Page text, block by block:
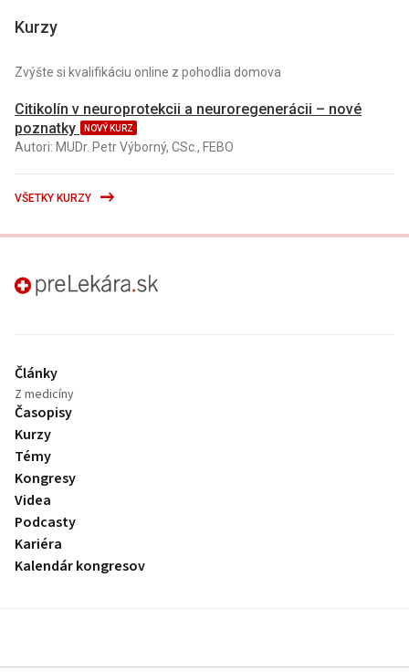
Kurzy
Zvýšte si kvalifikáciu online z pohodlia domova
Citikolín v neuroprotekcii a neuroregenerácii – nové
poznatky
NOVÝ KURZ
Autori: MUDr. Petr Výborný, CSc., FEBO
VŠETKY KURZY
preLekára.sk
Články
Z medicíny
Časopisy
Kurzy
Témy
Kongresy
Videa
Podcasty
Kariéra
Kalendár kongresov